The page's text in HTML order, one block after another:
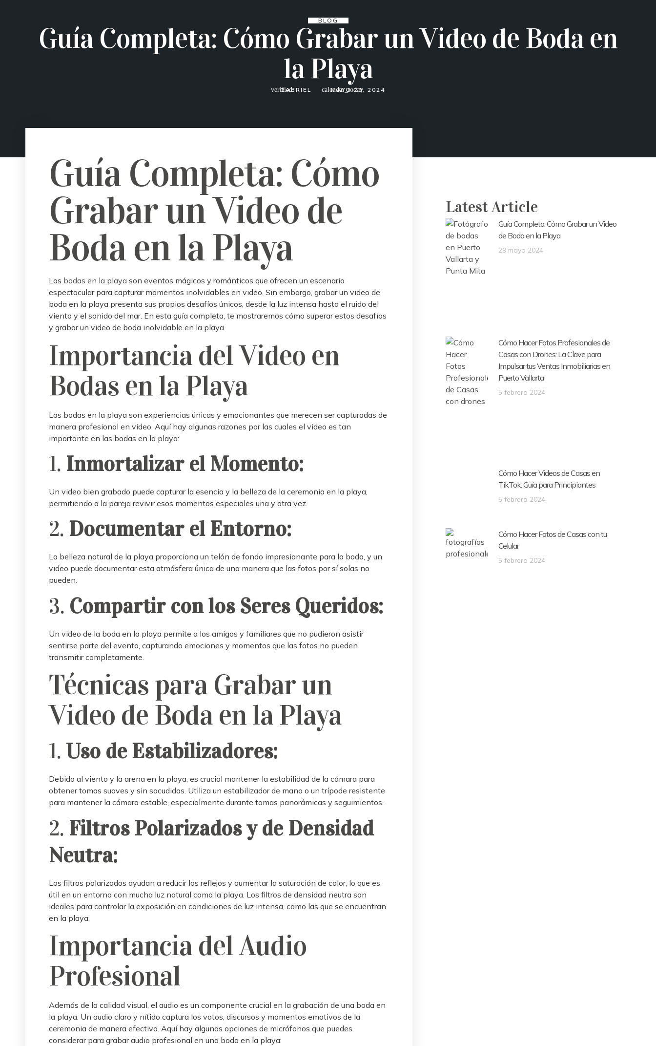
BLOG
Guía Completa: Cómo Grabar un Video de Boda en
la Playa
GABRIEL MAYO 29, 2024
Guía Completa: Cómo
Grabar un Video de
Boda en la Playa
Las bodas en la playa son eventos mágicos y románticos que ofrecen un escenario
espectacular para capturar momentos inolvidables en video. Sin embargo, grabar un video de
boda en la playa presenta sus propios desafíos únicos, desde la luz intensa hasta el ruido del
viento y el sonido del mar. En esta guía completa, te mostraremos cómo superar estos desafíos
y grabar un video de boda inolvidable en la playa.
Importancia delVideo en
Bodas en la Playa
Las bodas en la playa son experiencias únicas y emocionantes que merecen ser capturadas de
manera profesional en video. Aquí hay algunas razones por las cuales el video es tan
importante en las bodas en la playa:
1. Inmortalizar el Momento:
Un video bien grabado puede capturar la esencia y la belleza de la ceremonia en la playa,
permitiendo a la pareja revivir esos momentos especiales una y otra vez.
2. Documentar el Entorno:
La belleza natural de la playa proporciona un telón de fondo impresionante para la boda, y un
video puede documentar esta atmósfera única de una manera que las fotos por sí solas no
pueden.
3. Compartir con los Seres Queridos:
Un video de la boda en la playa permite a los amigos y familiares que no pudieron asistir
sentirse parte del evento, capturando emociones y momentos que las fotos no pueden
transmitir completamente.
Técnicas para Grabar un
Video de Boda en la Playa
1. Uso de Estabilizadores:
Debido al viento y la arena en la playa, es crucial mantener la estabilidad de la cámara para
obtener tomas suaves y sin sacudidas. Utiliza un estabilizador de mano o un trípode resistente
para mantener la cámara estable, especialmente durante tomas panorámicas y seguimientos.
2. Filtros Polarizados y de Densidad
Neutra:
Los filtros polarizados ayudan a reducir los reflejos y aumentar la saturación de color, lo que es
útil en un entorno con mucha luz natural como la playa. Los filtros de densidad neutra son
ideales para controlar la exposición en condiciones de luz intensa, como las que se encuentran
en la playa.
Importancia del Audio
Profesional
Además de la calidad visual, el audio es un componente crucial en la grabación de una boda en
la playa. Un audio claro y nítido captura los votos, discursos y momentos emotivos de la
ceremonia de manera efectiva. Aquí hay algunas opciones de micrófonos que puedes
considerar para grabar audio profesional en una boda en la playa:
Latest Article
Guía Completa: Cómo Grabar un Video
de Boda en la Playa
29 mayo 2024
Cómo Hacer Fotos Profesionales de
Casas con Drones: La Clave para
Impulsar tus Ventas Inmobiliarias en
Puerto Vallarta
5 febrero 2024
Cómo Hacer Videos de Casas en
TikTok: Guía para Principiantes
5 febrero 2024
Cómo Hacer Fotos de Casas con tu
Celular
5 febrero 2024